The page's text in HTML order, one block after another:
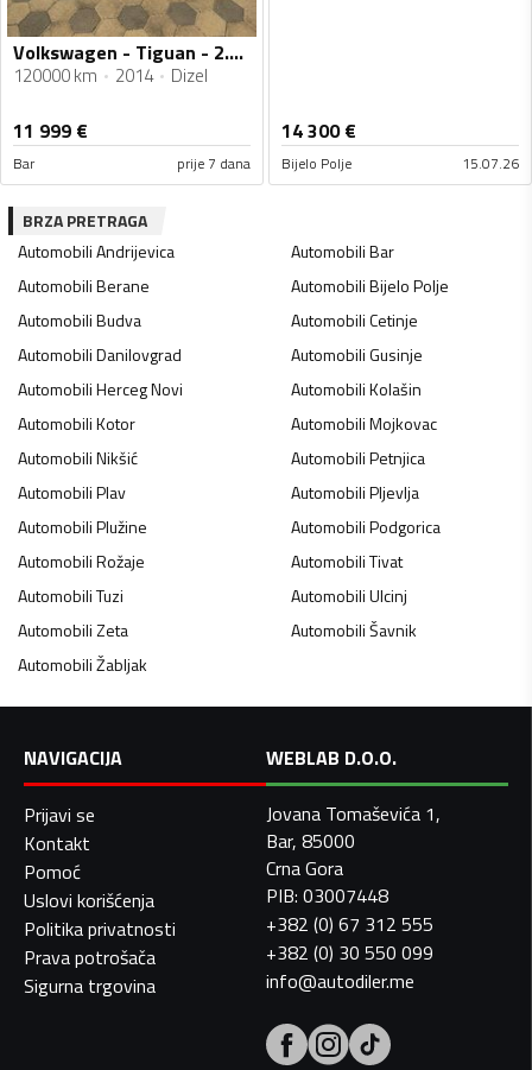
Volkswagen - Tiguan - 2.0 103kw
120000 km 2014 Dizel
11 999 €
Bar prije 7 dana
14 300€
Bijelo Polje 15.07.26
BRZA PRETRAGA
AutomobiliAndrijevica AutomobiliBar
AutomobiliBerane AutomobiliBijelo Polje
AutomobiliBudva AutomobiliCetinje
AutomobiliDanilovgrad AutomobiliGusinje
AutomobiliHerceg Novi AutomobiliKolašin
AutomobiliKotor AutomobiliMojkovac
AutomobiliNikšić AutomobiliPetnjica
AutomobiliPlav AutomobiliPljevlja
AutomobiliPlužine AutomobiliPodgorica
AutomobiliRožaje AutomobiliTivat
AutomobiliTuzi AutomobiliUlcinj
AutomobiliZeta AutomobiliŠavnik
AutomobiliŽabljak
NAVIGACIJA
Prijavi se
Kontakt
Pomoć
Uslovi korišćenja
Politika privatnosti
Prava potrošača
Sigurna trgovina
WEBLAB D.O.O.
Jovana Tomaševića 1,
Bar, 85000
Crna Gora
PIB: 03007448
+382 (0) 67 312 555
+382 (0) 30 550 099
info@autodiler.me